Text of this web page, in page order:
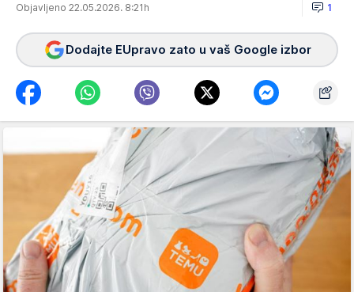
Objavljeno 22.05.2026. 8:21h 1
Dodajte EUpravo zato u vaš Google izbor